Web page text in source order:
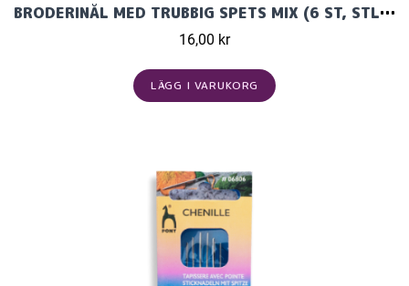
BRODERINÅL MED TRUBBIG SPETS MIX (6 ST, STL 18-22) TAPESTRY
16,00 kr
LÄGG I VARUKORG